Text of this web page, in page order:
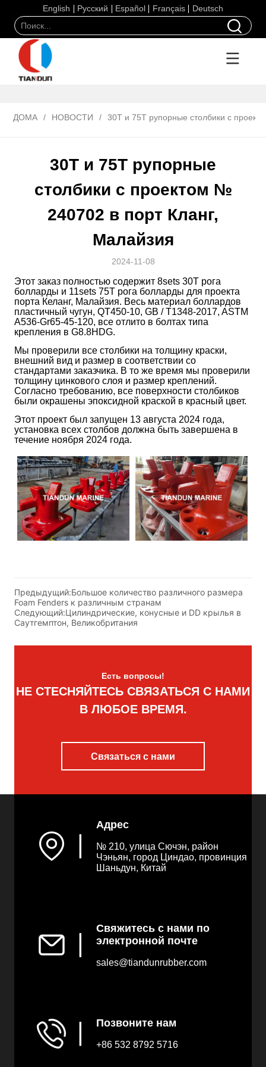
English Русский Español Français Deutsch
ДОМА / НОВОСТИ / 30T и 75T рупорные столбики с
30T и 75T рупорные
столбики с проектом №
240702 в порт Кланг,
Малайзия
2024-11-08
Предыдущий:Большое количество различного размера
Foam Fenders к различным странам
Следующий:Цилиндрические, конусные и DD крылья в
Саутгемптон, Великобритания
Есть вопросы!
НЕ СТЕСНЯЙТЕСЬ СВЯЗАТЬСЯ С НАМИ
В ЛЮБОЕ ВРЕМЯ.
Связаться с нами
Адрес
№ 210, улица Сючэн, район
Чэньян, город Циндао, провинция
Шаньдун, Китай
Свяжитесь с нами по
электронной почте
sales@tiandunrubber.com
Позвоните нам
+86 532 8792 5716